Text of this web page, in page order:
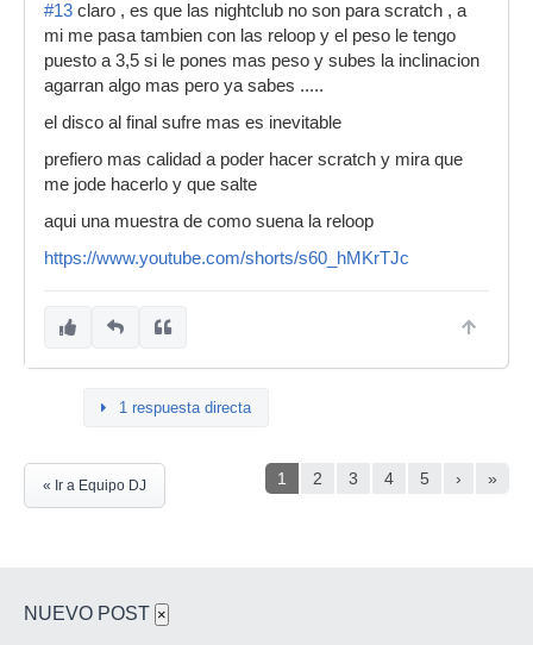
#13 claro , es que las nightclub no son para scratch , a
mi me pasa tambien con las reloop y el peso le tengo
puesto a 3,5 si le pones mas peso y subes la inclinacion
agarran algo mas pero ya sabes .....
el disco al final sufre mas es inevitable
prefiero mas calidad a poder hacer scratch y mira que
me jode hacerlo y que salte
aqui una muestra de como suena la reloop
https://www.youtube.com/shorts/s60_hMKrTJc
1 respuesta directa
1 2 3 4 5 › »
« Ir a Equipo DJ
NUEVO POST ×